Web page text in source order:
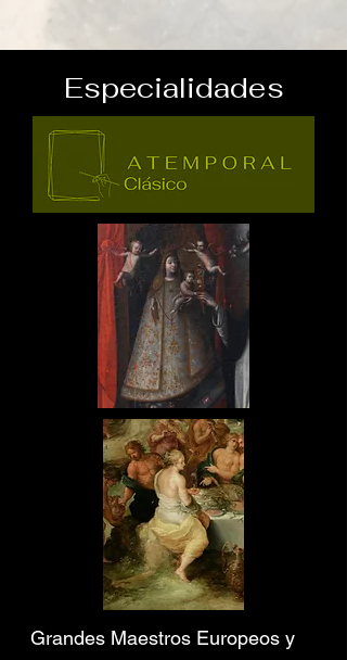
Especialidades
Grandes Maestros Europeos y